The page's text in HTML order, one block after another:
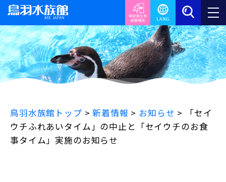
鳥羽水族館トップ >新着情報 > お知らせ >
「セイ
ウチふれあいタイム」の中止と「セイウチのお食
事タイム」実施のお知らせ